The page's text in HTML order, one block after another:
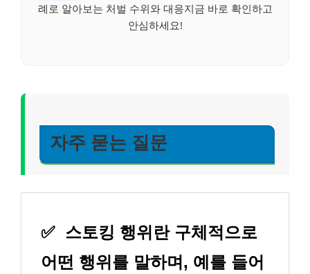
례로 알아보는 처벌 수위와 대응지금 바로 확인하고
안심하세요!
자주 묻는 질문
✅ 스토킹 행위란 구체적으로
어떤 행위를 말하며, 예를 들어